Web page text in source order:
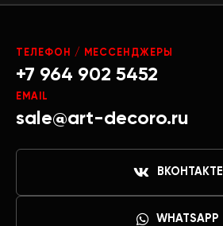
ТЕЛЕФОН / МЕССЕНДЖЕРЫ
+7 964 902 5452
EMAIL
sale@art-decoro.ru
ВКОНТАКТЕ
WHATSAPP